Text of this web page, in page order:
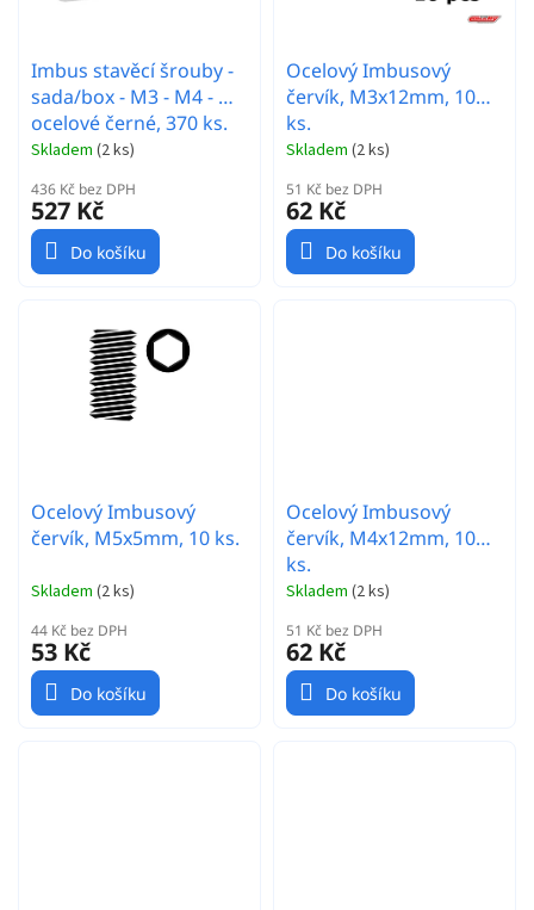
ů
Imbus stavěcí šrouby -
sada/box - M3 - M4 - M5
ocelové černé, 370 ks.
Skladem (2 ks)
436 Kč bez DPH
527 Kč
Do košíku
Ocelový Imbusový
červík, M3x12mm, 10
ks.
Skladem (2 ks)
51 Kč bez DPH
62 Kč
Do košíku
Ocelový Imbusový
červík, M5x5mm, 10 ks.
Skladem (2 ks)
44 Kč bez DPH
53 Kč
Do košíku
Ocelový Imbusový
červík, M4x12mm, 10
ks.
Skladem (2 ks)
51 Kč bez DPH
62 Kč
Do košíku